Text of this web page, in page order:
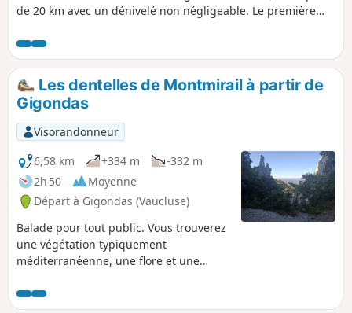
de 20 km avec un dénivelé non négligeable. Le première
chemins à Suzette sont goudronnés mais les alternatives
traversent des zones privées ou avec des chiens assez
bruyants.Les dentelles de Montmirail à partir de
Gigondas
Visorandonneur
6,58 km
+334 m
-332 m
2h 50
Moyenne
Départ à Gigondas (Vaucluse)
Balade pour tout public. Vous trouverez
une végétation typiquement
méditerranéenne, une flore et une
bonnes chaussures de marche, de l'eau.